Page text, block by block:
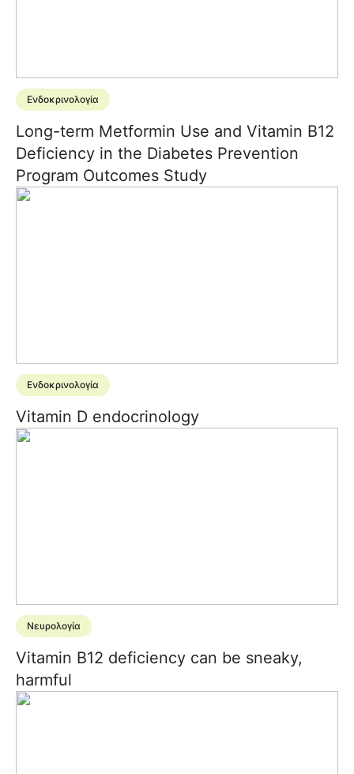
Ενδοκρινολογία
Long-term Metformin Use and Vitamin B12
Deficiency in the Diabetes Prevention
Program Outcomes Study
Ενδοκρινολογία
Vitamin D endocrinology
Νευρολογία
Vitamin B12 deficiency can be sneaky,
harmful